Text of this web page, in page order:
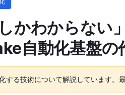
しかわからな
自動化基盤の
する技術について解説しています。